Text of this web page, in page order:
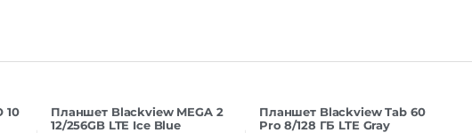
10
Планшет Blackview MEGA 2
12/256GB LTE Ice Blue
Планшет Blackview Tab 60
Pro 8/128 ГБ LTE Gray